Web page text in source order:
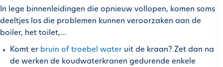
In lege binnenleidingen die opnieuw vollopen, komen soms
deeltjes los die problemen kunnen veroorzaken aan de
boiler, het toilet,…
Komt er bruin of troebel water uit de kraan? Zet dan na
de werken de koudwaterkranen gedurende enkele